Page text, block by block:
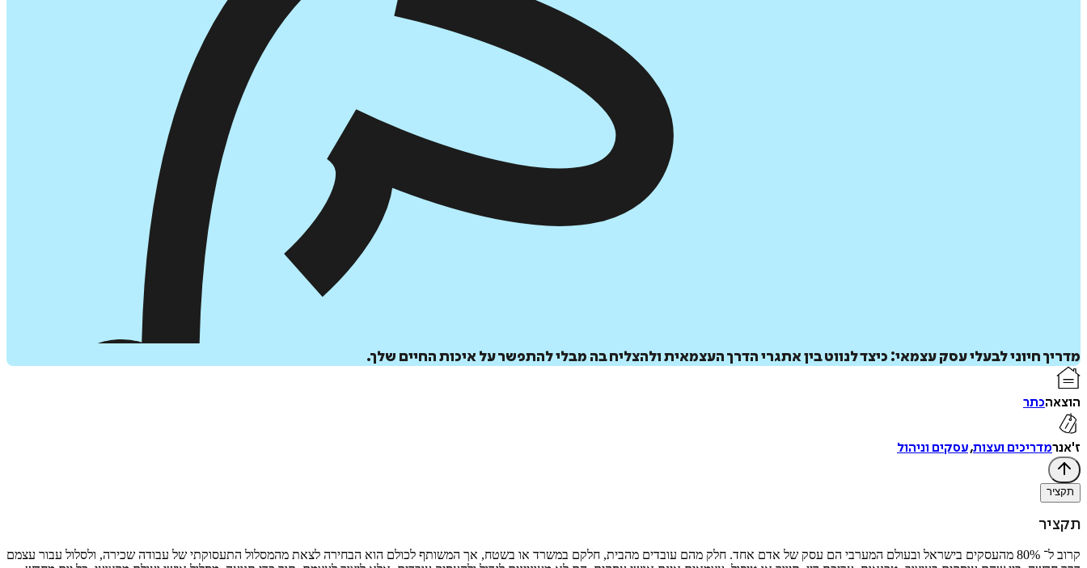
מדריך חיוני לבעלי עסק עצמאי: כיצד לנווט בין אתגרי הדרך העצמאית ולהצליח בה מבלי להתפשר על איכות החיים שלך.
הוצאהכתר
ז'אנרמדריכים ועצות,עסקים וניהול
תקציר
תקציר
קרוב ל־ 80% מהעסקים בישראל ובעולם המערבי הם עסק של אדם אחד. חלק מהם עובדים מהבית, חלקם במשרד או בשטח, אך המשותף לכולם הוא הבחירה לצאת מהמסלול התעסוקתי של עבודה שכירה, ולסלול עבור עצמם